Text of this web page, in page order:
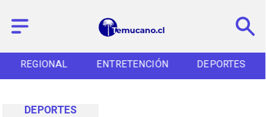
REGIONAL ENTRETENCIÓN DEPORTES
DEPORTES